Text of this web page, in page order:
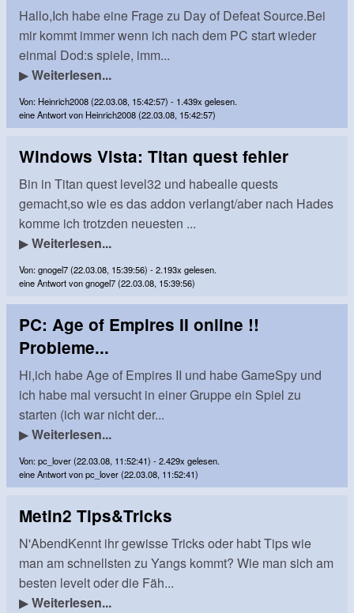
Hallo,Ich habe eine Frage zu Day of Defeat Source.Bei
mir kommt immer wenn ich nach dem PC start wieder
einmal Dod:s spiele, imm...
▶Weiterlesen...
Von: Heinrich2008 (22.03.08, 15:42:57) - 1.439x gelesen.
eine Antwort von Heinrich2008 (22.03.08, 15:42:57)
Windows Vista: Titan quest fehler
Bin in Titan quest level32 und habealle quests
gemacht,so wie es das addon verlangt/aber nach Hades
komme ich trotzden neuesten ...
▶Weiterlesen...
Von: gnogel7 (22.03.08, 15:39:56) - 2.193x gelesen.
eine Antwort von gnogel7 (22.03.08, 15:39:56)
PC: Age of Empires II online !!
Probleme...
Hi,ich habe Age of Empires II und habe GameSpy und
ich habe mal versucht in einer Gruppe ein Spiel zu
starten (ich war nicht der...
▶Weiterlesen...
Von: pc_lover (22.03.08, 11:52:41) - 2.429x gelesen.
eine Antwort von pc_lover (22.03.08, 11:52:41)
Metin2 Tips&Tricks
N'AbendKennt ihr gewisse Tricks oder habt Tips wie
man am schnellsten zu Yangs kommt? Wie man sich am
besten levelt oder die Fäh...
▶Weiterlesen...